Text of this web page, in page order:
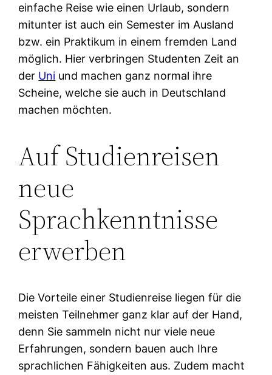
einfache Reise wie einen Urlaub, sondern
mitunter ist auch ein Semester im Ausland
bzw. ein Praktikum in einem fremden Land
möglich. Hier verbringen Studenten Zeit an
der Uni und machen ganz normal ihre
Scheine, welche sie auch in Deutschland
machen möchten.
Auf Studienreisen
neue
Sprachkenntnisse
erwerben
Die Vorteile einer Studienreise liegen für die
meisten Teilnehmer ganz klar auf der Hand,
denn Sie sammeln nicht nur viele neue
Erfahrungen, sondern bauen auch Ihre
sprachlichen Fähigkeiten aus. Zudem macht